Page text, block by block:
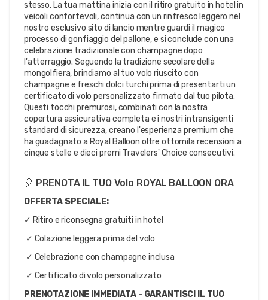
stesso. La tua mattina inizia con il ritiro gratuito in hotel in
veicoli confortevoli, continua con un rinfresco leggero nel
nostro esclusivo sito di lancio mentre guardi il magico
processo di gonfiaggio del pallone, e si conclude con una
celebrazione tradizionale con champagne dopo
l'atterraggio. Seguendo la tradizione secolare della
mongolfiera, brindiamo al tuo volo riuscito con
champagne e freschi dolci turchi prima di presentarti un
certificato di volo personalizzato firmato dal tuo pilota.
Questi tocchi premurosi, combinati con la nostra
copertura assicurativa completa e i nostri intransigenti
standard di sicurezza, creano l'esperienza premium che
ha guadagnato a Royal Balloon oltre ottomila recensioni a
cinque stelle e dieci premi Travelers' Choice consecutivi.
🎈 PRENOTA IL TUO Volo ROYAL BALLOON ORA
OFFERTA SPECIALE:
✓ Ritiro e riconsegna gratuiti in hotel
✓ Colazione leggera prima del volo
✓ Celebrazione con champagne inclusa
✓ Certificato di volo personalizzato
PRENOTAZIONE IMMEDIATA - GARANTISCI IL TUO